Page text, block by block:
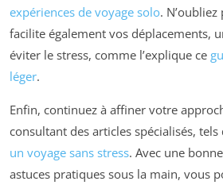
expériences de voyage solo.
facilite également vos déplacements,
éviter le stress, comme l’explique ce
léger.
Enfin, continuez à affiner votre
consultant des articles spécialisés, tels
un voyage sans stress. Avec une
astuces pratiques sous la main, vous